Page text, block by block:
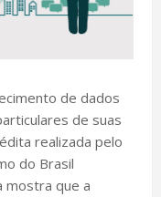
de dados
de suas
realizada pelo
do Brasil
mostra que a